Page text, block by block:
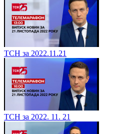
ТСН за 2022.11.21
ТСН за 2022. 11. 21